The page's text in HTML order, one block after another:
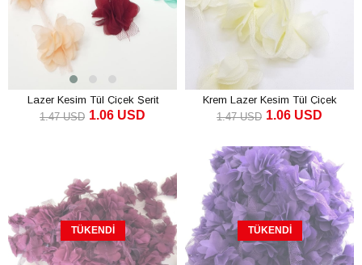
Lazer Kesim Tül Çiçek Şerit
1.06 USD
1.47 USD
Krem Lazer Kesim Tül Çiçek
1.06 USD
1.47 USD
TÜKENDI TÜKENDI